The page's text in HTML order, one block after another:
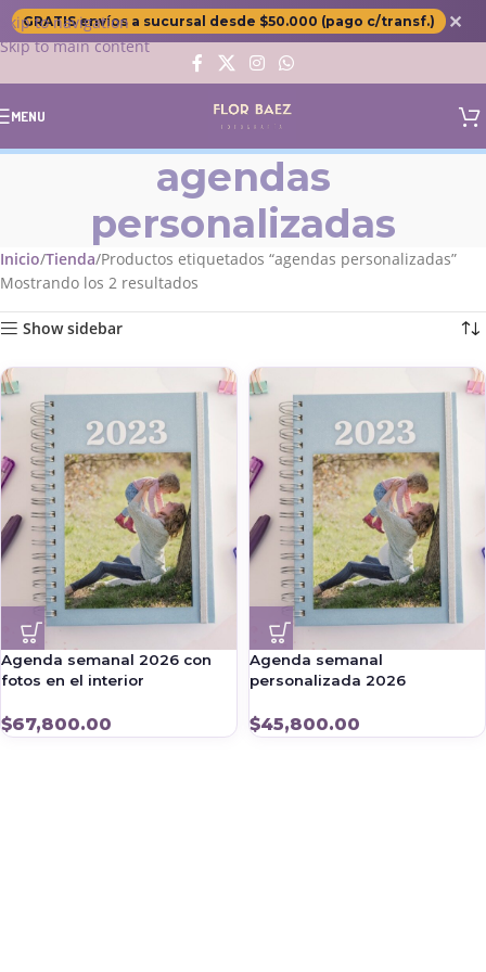
Skip to navigation
Skip to main content
GRATIS envíos a sucursal desde $50.000 (pago c/transf.) ✕
MENU
agendas
personalizadas
Inicio Tienda Productos etiquetados “agendas personalizadas”
Mostrando los 2 resultados
Show sidebar
Agenda semanal 2026 con
fotos en el interior
$67,800.00
Agenda semanal
personalizada 2026
$45,800.00